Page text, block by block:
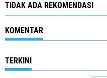
TIDAK ADA REKOMENDASI
KOMENTAR
TERKINI